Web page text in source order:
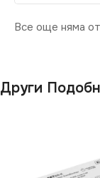
Все още няма
Други